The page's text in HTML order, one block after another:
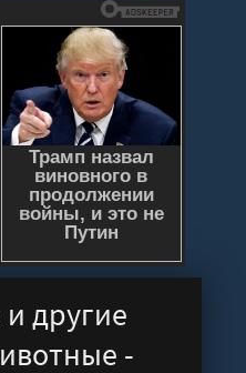
другие
-